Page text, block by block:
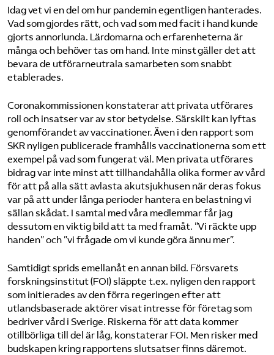
Idag vet vi en del om hur pandemin egentligen hanterades.
Vad som gjordes rätt, och vad som med facit i hand kunde
gjorts annorlunda. Lärdomarna och erfarenheterna är
många och behöver tas om hand. Inte minst gäller det att
bevara de utförarneutrala samarbeten som snabbt
etablerades.
Coronakommissionen konstaterar att privata utförares
roll och insatser var av stor betydelse. Särskilt kan lyftas
genomförandet av vaccinationer. Även i den rapport som
SKR nyligen publicerade framhålls vaccinationerna som ett
exempel på vad som fungerat väl. Men privata utförares
bidrag var inte minst att tillhandahålla olika former av vård
för att på alla sätt avlasta akutsjukhusen när deras fokus
var på att under långa perioder hantera en belastning vi
sällan skådat. I samtal med våra medlemmar får jag
dessutom en viktig bild att ta med framåt. ”Vi räckte upp
handen” och ”vi frågade om vi kunde göra ännu mer”.
Samtidigt sprids emellanåt en annan bild. Försvarets
forskningsinstitut (FOI) släppte t.ex. nyligen den rapport
som initierades av den förra regeringen efter att
utlandsbaserade aktörer visat intresse för företag som
bedriver vård i Sverige. Riskerna för att data kommer
otillbörliga till del är låg, konstaterar FOI. Men risker med
budskapen kring rapportens slutsatser finns däremot.